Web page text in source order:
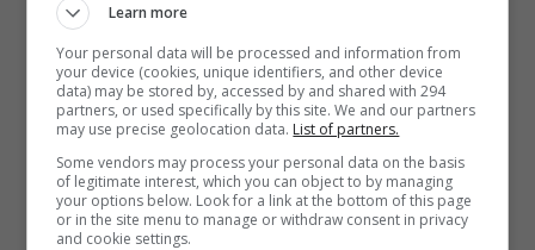
Terdahulu, nama Aniq tular di laman TikTok dan X
apabila seorang wanita mendakwa pelakon itu
enggan bertanggungjawab selepas
menghamilkannya.
Malah, Aniq juga didakwa meminta wanita
berkenaan untuk menggugurkan kandungannya.
Learn more
Your personal data will be processed and information from
your device (cookies, unique identifiers, and other device
data) may be stored by, accessed by and shared with 294
partners, or used specifically by this site. We and our partners
may use precise geolocation data. List of partners.
Some vendors may process your personal data on the basis
of legitimate interest, which you can object to by managing
your options below. Look for a link at the bottom of this page
or in the site menu to manage or withdraw consent in privacy
and cookie settings.